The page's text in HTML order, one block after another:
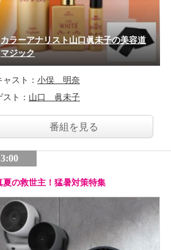
カラーアナリスト山口眞未子の美容道
マジック
ャスト： 小俣 明奈
スト： 山口 眞未子
番組を見る
3:00
夏の救世主！猛暑対策特集